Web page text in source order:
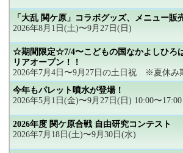
「大乱 関ケ原」コラボグッズ、メニュー販
2026年8月1日(土)〜9月27日(日)
☆期間限定☆7/4〜こどもの国なかよしひろ
リアオープン！！
2026年7月4日〜9月27日の土日祝 ※夏休み
今年もパレット噴水が登場！
2026年5月1日(金)〜9月27日(日) 10:00〜17:00
2026年度 関ケ原合戦 自由研究コンテスト
2026年7月18日(土)〜9月30日(水)